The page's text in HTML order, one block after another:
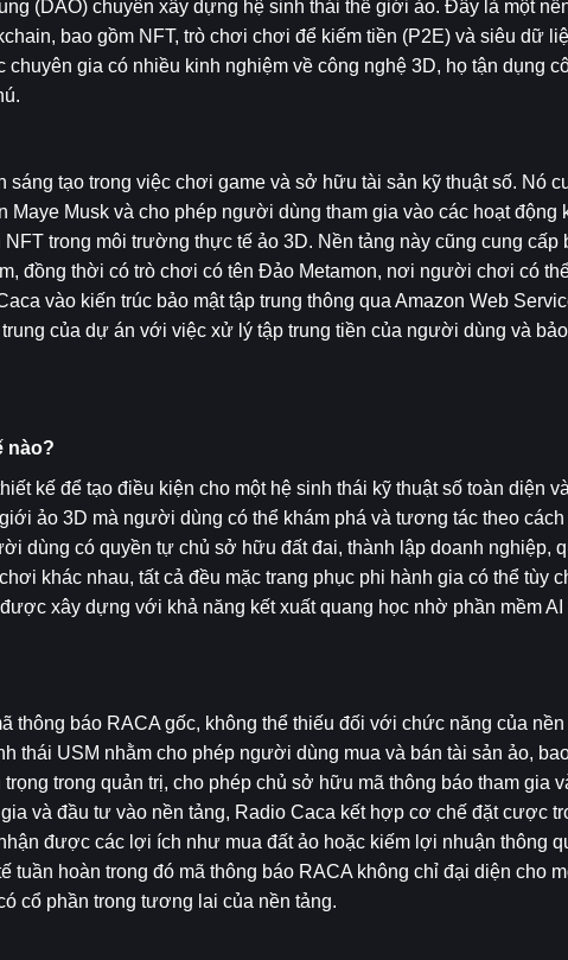
(DAO) chuyên xây dựng hệ sinh thái thế giới ảo. Đây là một
bao gồm NFT, trò chơi chơi để kiếm tiền (P2E) và siêu dữ
gia có nhiều kinh nghiệm về công nghệ 3D, họ tận dụng
sáng tạo trong việc chơi game và sở hữu tài sản kỹ thuật số. Nó
Maye Musk và cho phép người dùng tham gia vào các hoạt động
trong môi trường thực tế ảo 3D. Nền tảng này cũng cung cấp
đồng thời có trò chơi có tên Đảo Metamon, nơi người chơi có
vào kiến ​​trúc bảo mật tập trung thông qua Amazon Web
của dự án với việc xử lý tập trung tiền của người dùng và
nào?
kế để tạo điều kiện cho một hệ sinh thái kỹ thuật số toàn diện
ảo 3D mà người dùng có thể khám phá và tương tác theo
dùng có quyền tự chủ sở hữu đất đai, thành lập doanh nghiệp,
khác nhau, tất cả đều mặc trang phục phi hành gia có thể tùy
xây dựng với khả năng kết xuất quang học nhờ phần mềm AI
thông báo RACA gốc, không thể thiếu đối với chức năng của
thái USM nhằm cho phép người dùng mua và bán tài sản ảo,
trong quản trị, cho phép chủ sở hữu mã thông báo tham gia
và đầu tư vào nền tảng, Radio Caca kết hợp cơ chế đặt cược
được các lợi ích như mua đất ảo hoặc kiếm lợi nhuận thông
tuần hoàn trong đó mã thông báo RACA không chỉ đại diện cho
cổ phần trong tương lai của nền tảng.